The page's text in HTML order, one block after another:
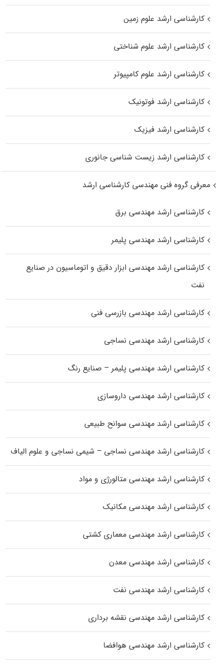
کارشناسی ارشد علوم زمین
کارشناسی ارشد علوم شناختی
کارشناسی ارشد علوم کامپیوتر
کارشناسی ارشد فوتونیک
کارشناسی ارشد فیزیک
کارشناسی ارشد زیست‌ شناسی جانوری
معرفی گروه فنی مهندسی کارشناسی ارشد
کارشناسی ارشد مهندسی برق
کارشناسی ارشد مهندسی پلیمر
کارشناسی ارشد مهندسی ابزار دقیق و اتوماسیون در صنایع
نفت
کارشناسی ارشد مهندسی بازرسی فنی
کارشناسی ارشد مهندسی نساجی
کارشناسی ارشد مهندسی پلیمر – صنایع رنگ
کارشناسی ارشد مهندسی داروسازی
کارشناسی ارشد مهندسی سوانح طبیعی
کارشناسی ارشد مهندسی نساجی – شیمی نساجی و علوم الیاف
کارشناسی ارشد مهندسی متالورژی و مواد
کارشناسی ارشد مهندسی مکانیک
کارشناسی ارشد مهندسی معماری کشتی
کارشناسی ارشد مهندسی معدن
کارشناسی ارشد مهندسی نفت
کارشناسی ارشد مهندسی نقشه برداری
کارشناسی ارشد مهندسی هوافضا